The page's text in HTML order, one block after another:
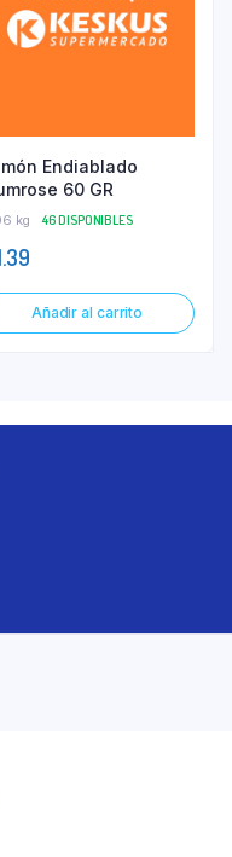
Endiablado
60 GR
kg 46 DISPONIBLES
Añadir al carrito